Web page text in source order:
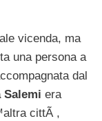
vicenda, ma
una persona a
dal
Salemi era
cittÃ ,